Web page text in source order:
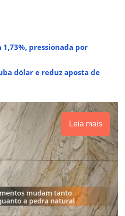
1,73%, pressionada por
dólar e reduz aposta de
Leia mais